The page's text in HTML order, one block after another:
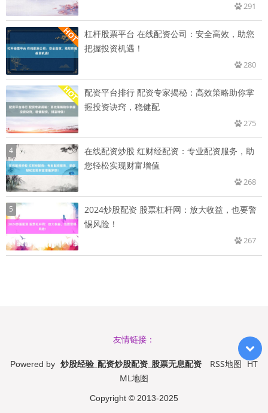
291
杠杆股票平台 在线配资公司：安全高效，助您
把握投资机遇！
280
配资平台排行 配资专家揭秘：高效策略助你掌
握投资诀窍，稳健配
275
4
在线配资炒股 红财经配资：专业配资服务，助
您轻松实现财富增值
268
5
2024炒股配资 股票杠杆网：放大收益，也要警
惕风险！
267
友情链接：
Powered by 炒股经验_配资炒股配资_股票无息配资 RSS地图 HT
ML地图
Copyright © 2013-2025